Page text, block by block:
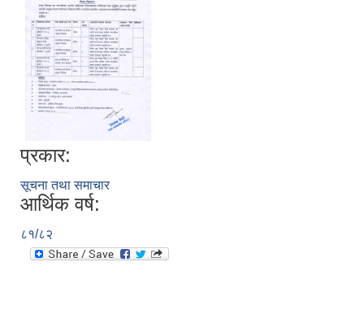
प्रकार:
सूचना तथा समाचार
आर्थिक वर्ष:
८१/८२